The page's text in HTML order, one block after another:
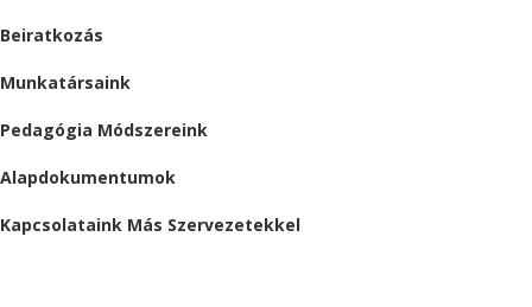
Beiratkozás
Munkatársaink
Pedagógia Módszereink
Alapdokumentumok
Kapcsolataink Más Szervezetekkel